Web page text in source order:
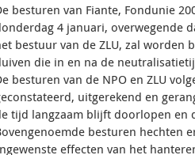
besturen van Fiante, Fondunie
4 januari, overwegende
bestuur van de ZLU, zal worden
die in en na de
besturen van de NPO en ZLU
uitgerekend en
tijd langzaam blijft doorlopen en
besturen hechten
effecten van het